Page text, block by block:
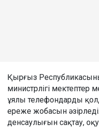
Қырғыз
министрлігі
ұялы телефондарды
ереже жобасын
денсаулығын сақтау,